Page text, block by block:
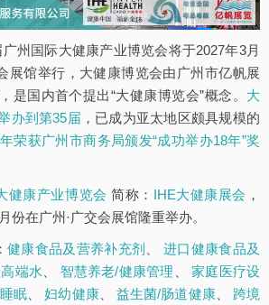
州国际大健康产业博览会将于2027年3月
展馆举行，大健康博览会由广州市亿帆展
是国内首个提出“大健康博览会”概念。 大
办到第35届 ，已成为亚太地区颇具规模的
荣获广州市商务局颁发“成功举办18年”奖
健康产业博览会 简称： IHE大健康展会 ，
份在广州·广交会展馆隆重举办。
健康食品及营养补充剂 、进口健康食品及
端水、 智慧养老/健康管理 、家庭医疗设
眠、妇幼健康、 益生菌/肠道健康、 跨境